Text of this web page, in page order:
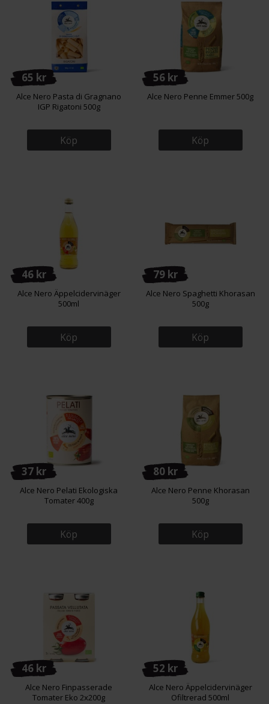
65 kr
Alce Nero Pasta di Gragnano
IGP Rigatoni 500g
Köp
56 kr
Alce Nero Penne Emmer 500g
Köp
46 kr
Alce Nero Äppelcidervinäger
500ml
Köp
79 kr
Alce Nero Spaghetti Khorasan
500g
Köp
37 kr
Alce Nero Pelati Ekologiska
Tomater 400g
Köp
80 kr
Alce Nero Penne Khorasan
500g
Köp
46 kr
Alce Nero Finpasserade
Tomater Eko 2x200g
52 kr
Alce Nero Äppelcidervinäger
Ofiltrerad 500ml